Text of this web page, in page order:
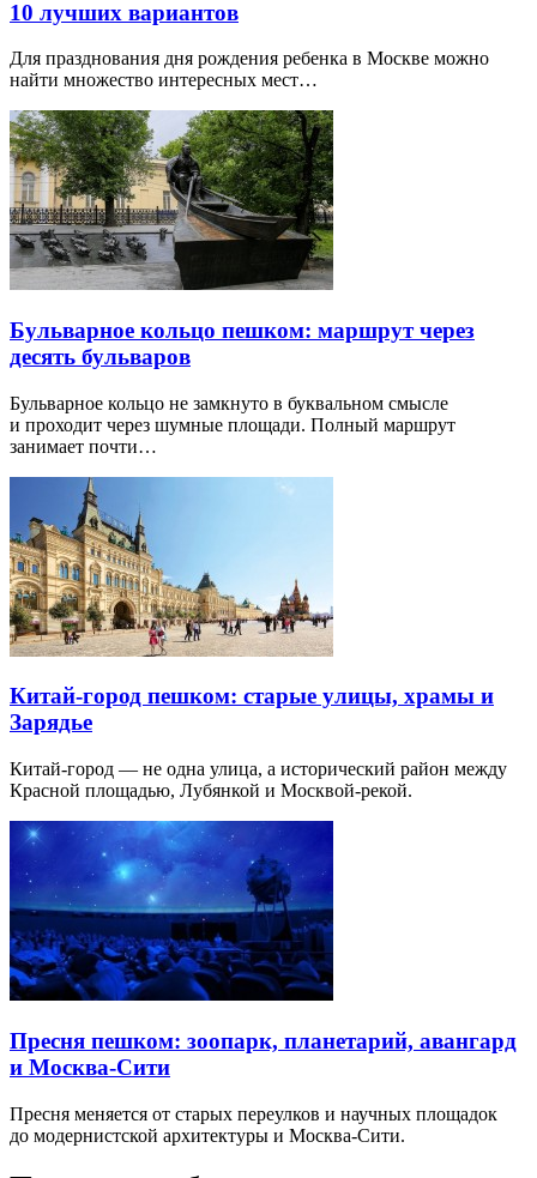
10 лучших вариантов
Для празднования дня рождения ребенка в Москве можно
найти множество интересных мест…
Бульварное кольцо пешком: маршрут через
десять бульваров
Бульварное кольцо не замкнуто в буквальном смысле
и проходит через шумные площади. Полный маршрут
занимает почти…
Китай-город пешком: старые улицы, храмы и
Зарядье
Китай-город — не одна улица, а исторический район между
Красной площадью, Лубянкой и Москвой-рекой.
Пресня пешком: зоопарк, планетарий, авангард
и Москва-Сити
Пресня меняется от старых переулков и научных площадок
до модернистской архитектуры и Москва-Сити.